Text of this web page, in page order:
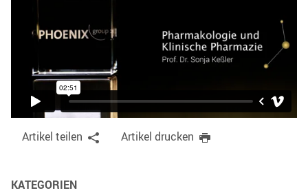
Artikel teilen Artikel drucken
KATEGORIEN